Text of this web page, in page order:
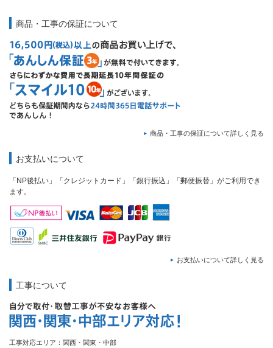
商品・工事の保証について
商品・工事の保証について詳しく見る
お支払いについて
「NP後払い」「クレジットカード」「銀行振込」「郵便振替」がご利用でき
ます。
お支払いについて詳しく見る
工事について
工事対応エリア：関西・関東・中部